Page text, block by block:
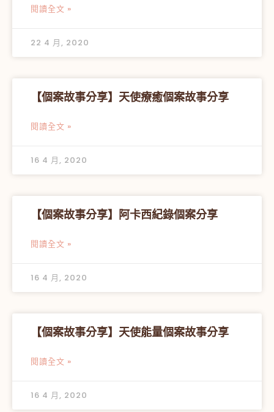
閱讀全文 »
22 4 月, 2020
【個案故事分享】天使療癒個案故事分享
閱讀全文 »
16 4 月, 2020
【個案故事分享】阿卡西紀錄個案分享
閱讀全文 »
16 4 月, 2020
【個案故事分享】天使能量個案故事分享
閱讀全文 »
16 4 月, 2020